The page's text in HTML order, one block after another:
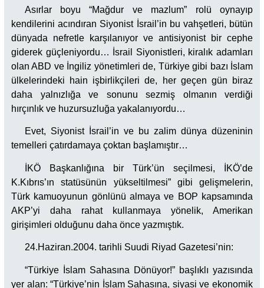
Asırlar boyu “Mağdur ve mazlum” rolü oynayıp
kendilerini acındıran Siyonist İsrail’in bu vahşetleri, bütün
dünyada nefretle karşılanıyor ve antisiyonist bir cephe
giderek güçleniyordu… İsrail Siyonistleri, kiralık adamları
olan ABD ve İngiliz yönetimleri de, Türkiye gibi bazı İslam
ülkelerindeki hain işbirlikçileri de, her geçen gün biraz
daha yalnızlığa ve sonunu sezmiş olmanın verdiği
hırçınlık ve huzursuzluğa yakalanıyordu…
Evet, Siyonist İsrail’in ve bu zalim dünya düzeninin
temelleri çatırdamaya çoktan başlamıştır…
İKÖ Başkanlığına bir Türk’ün seçilmesi, İKÖ’de
K.Kıbrıs’ın statüsünün yükseltilmesi” gibi gelişmelerin,
Türk kamuoyunun gönlünü almaya ve BOP kapsamında
AKP’yi daha rahat kullanmaya yönelik, Amerikan
girişimleri olduğunu daha önce yazmıştık.
24.Haziran.2004. tarihli Suudi Riyad Gazetesi’nin:
“Türkiye İslam Sahasına Dönüyor!” başlıklı yazısında
yer alan: “Türkiye’nin İslam Sahasına, siyasi ve ekonomik